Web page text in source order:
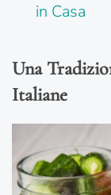
in Casa
Una
Italiane